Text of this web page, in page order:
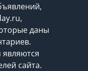
даны
сайта.